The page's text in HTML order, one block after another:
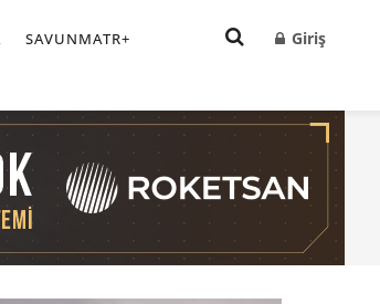
SAVUNMATR+ Giriş